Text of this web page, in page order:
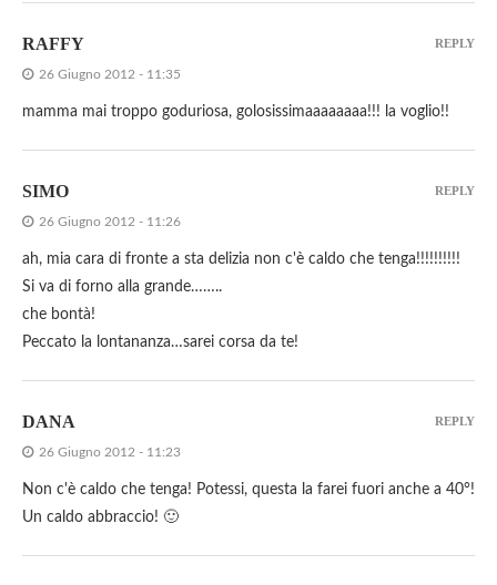
RAFFY
26 Giugno 2012 - 11:35
mamma mai troppo goduriosa, golosissimaaaaaaaa!!! la voglio!!
REPLY
SIMO
26 Giugno 2012 - 11:26
ah, mia cara di fronte a sta delizia non c'è caldo che tenga!!!!!!!!!!
Si va di forno alla grande……..
che bontà!
Peccato la lontananza…sarei corsa da te!
REPLY
DANA
26 Giugno 2012 - 11:23
Non c'è caldo che tenga! Potessi, questa la farei fuori anche a 40°!
Un caldo abbraccio! 🙂
REPLY